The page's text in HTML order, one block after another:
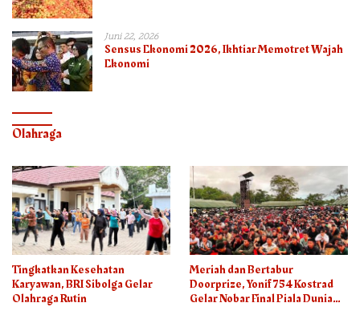
Juni 22, 2026
Sensus Ekonomi 2026, Ikhtiar Memotret Wajah
Ekonomi
Olahraga
Tingkatkan Kesehatan
Karyawan, BRI Sibolga Gelar
Olahraga Rutin
Meriah dan Bertabur
Doorprize, Yonif 754 Kostrad
Gelar Nobar Final Piala Dunia